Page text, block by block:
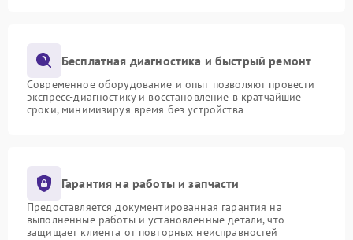
Бесплатная диагностика и быстрый ремонт
Современное оборудование и опыт позволяют провести
экспресс-диагностику и восстановление в кратчайшие
сроки, минимизируя время без устройства
Гарантия на работы и запчасти
Предоставляется документированная гарантия на
выполненные работы и установленные детали, что
защищает клиента от повторных неисправностей